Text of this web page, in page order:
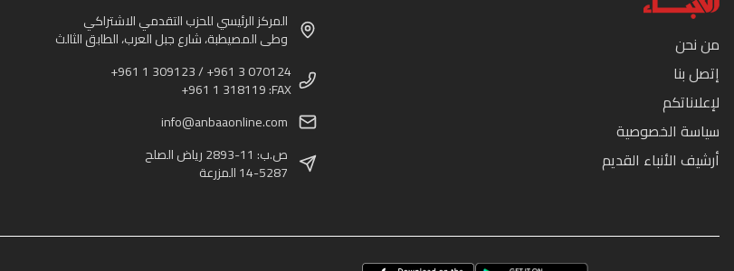
من نحن
إتصل بنا
لإعلاناتكم
سياسة الخصوصية
أرشيف الأنباء القديم
المركز الرئيسي للحزب التقدمي الاشتراكي
وطى المصيطبة، شارع جبل العرب، الطابق الثالث
+961 1 309123 / +961 3 070124
+961 1 318119 :FAX
info@anbaaonline.com
ص.ب: 11-2893 رياض الصلح
14-5287 المزرعة